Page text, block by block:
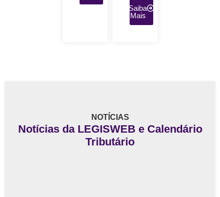
Saiba
Mais
NOTÍCIAS
Notícias da LEGISWEB e Calendário
Tributário